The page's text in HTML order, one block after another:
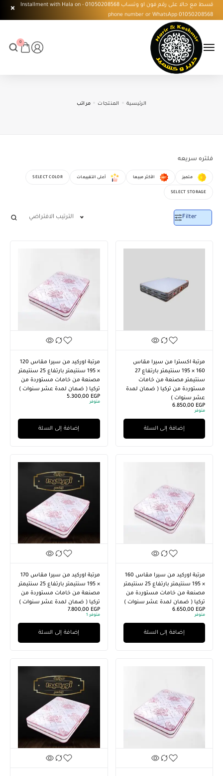
قسط مع حالا على رقم فون او وتساب 01050208568 - Installment with Hala on
phone number or WhatsApp 01050208568
0
الرئيسية المنتجات مراتب
فلتره سريعه
متميز الأكثر مبيعا أعلى التقييمات SELECT COLOR
SELECT STORAGE
Filter الترتيب الافتراضي
مرتبة اكسترا من سيرا مقاس
160 × 195 سنتيمتر بارتفاع 27
سنتيمتر مصنعة من خامات
مستوردة من تركيا ( ضمان لمدة
عشر سنوات )
6.850,00 EGP
متوفر
إضافة إلى السلة
مرتبة اوركيد من سيرا مقاس 120
× 195 سنتيمتر بارتفاع 25 سنتيمتر
مصنعة من خامات مستوردة من
تركيا ( ضمان لمدة عشر سنوات )
5.300,00 EGP
متوفر
إضافة إلى السلة
مرتبة اوركيد من سيرا مقاس 160
× 195 سنتيمتر بارتفاع 25 سنتيمتر
مصنعة من خامات مستوردة من
تركيا ( ضمان لمدة عشر سنوات )
6.650,00 EGP
متوفر
إضافة إلى السلة
مرتبة اوركيد من سيرا مقاس 170
× 195 سنتيمتر بارتفاع 25 سنتيمتر
مصنعة من خامات مستوردة من
تركيا ( ضمان لمدة عشر سنوات )
7.800,00 EGP
متوفر: 1
إضافة إلى السلة